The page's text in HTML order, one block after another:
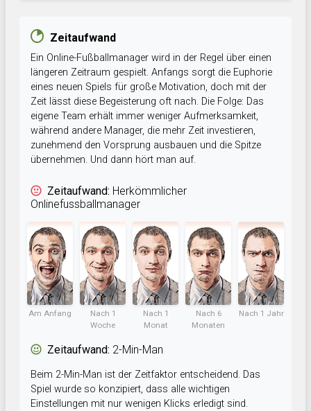
Zeitaufwand
Ein Online-Fußballmanager wird in der Regel über einen
längeren Zeitraum gespielt. Anfangs sorgt die Euphorie
eines neuen Spiels für große Motivation, doch mit der
Zeit lässt diese Begeisterung oft nach. Die Folge: Das
eigene Team erhält immer weniger Aufmerksamkeit,
während andere Manager, die mehr Zeit investieren,
zunehmend den Vorsprung ausbauen und die Spitze
übernehmen. Und dann hört man auf.
Zeitaufwand: Herkömmlicher
Onlinefussballmanager
Am Anfang
Nach 1
Woche
Nach 1
Monat
Nach 6
Monaten
Nach 1 Jahr
Zeitaufwand: 2-Min-Man
Beim 2-Min-Man ist der Zeitfaktor entscheidend. Das
Spiel wurde so konzipiert, dass alle wichtigen
Einstellungen mit nur wenigen Klicks erledigt sind.